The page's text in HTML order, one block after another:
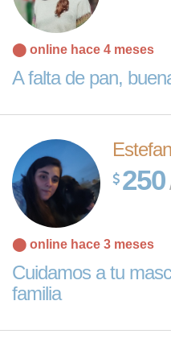
⬤ online hace 4 meses
A falta de pan,
250
⬤ online hace 3 meses
Cuidamos a tu
familia